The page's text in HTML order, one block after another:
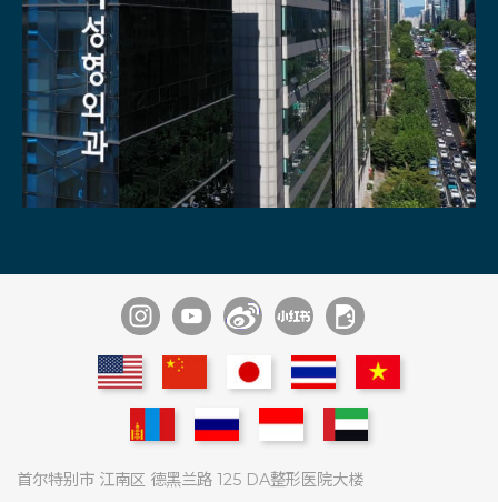
通过1：1
专家商谈
专家们医疗团队
术后管理
不同领域内的
专家协诊系统
9位麻醉痛症科
专家常驻
多种尖端医疗设备 具备酒店级住院室
首尔特别市 江南区 德黑兰路 125 DA整形医院大楼